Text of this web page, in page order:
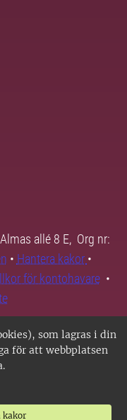
som lagras i din
för att webbplatsen
kakor
allé 8 E, Org nr:
• Hantera kakor •
för kontohavare•